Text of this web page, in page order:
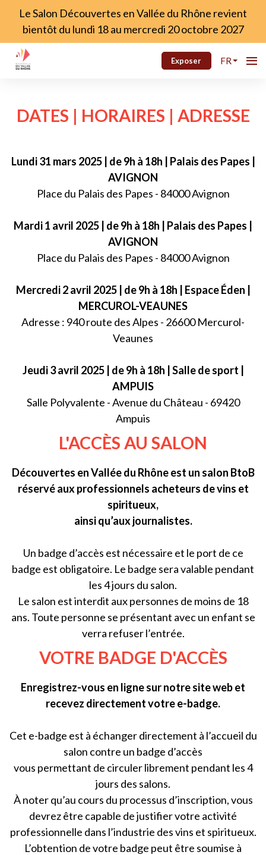
Le Salon Découvertes en Vallée du Rhône revient
bientôt du lundi 18 au mercredi 20 octobre 2027
Exposer FR
DATES | HORAIRES | ADRESSE
Lundi 31 mars 2025 | de 9h à 18h | Palais des Papes |
AVIGNON
Place du Palais des Papes - 84000 Avignon
Mardi 1 avril 2025 | de 9h à 18h | Palais des Papes |
AVIGNON
Place du Palais des Papes - 84000 Avignon
Mercredi 2 avril 2025 | de 9h à 18h | Espace Éden |
MERCUROL-VEAUNES
Adresse : 940 route des Alpes - 26600 Mercurol-
Veaunes
Jeudi 3 avril 2025 | de 9h à 18h | Salle de sport |
AMPUIS
Salle Polyvalente - Avenue du Château - 69420
Ampuis
L'ACCÈS AU SALON
Découvertes en Vallée du Rhône est un salon BtoB
réservé aux professionnels acheteurs de vins et
spiritueux,
ainsi qu’aux journalistes.
Un badge d’accès est nécessaire et le port de ce
badge est obligatoire. Le badge sera valable pendant
les 4 jours du salon.
Le salon est interdit aux personnes de moins de 18
ans. Toute personne se présentant avec un enfant se
verra refuser l’entrée.
VOTRE BADGE D'ACCÈS
Enregistrez-vous en ligne sur notre site web et
recevez directement votre e-badge.
Cet e-badge est à échanger directement à l’accueil du
salon contre un badge d’accès
vous permettant de circuler librement pendant les 4
jours des salons.
À noter qu’au cours du processus d’inscription, vous
devrez être capable de justifier votre activité
professionnelle dans l’industrie des vins et spiritueux.
L’obtention de votre badge peut être soumise à